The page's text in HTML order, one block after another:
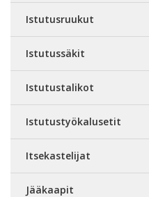
Istutusruukut
Istutussäkit
Istutustalikot
Istutustyökalusetit
Itsekastelijat
Jääkaapit